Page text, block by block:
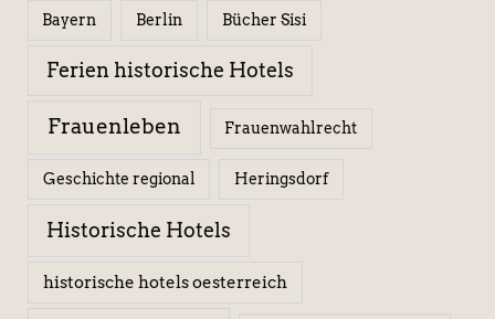
Bayern Berlin Bücher Sisi
Ferien historische Hotels
Frauenleben Frauenwahlrecht
Geschichte regional Heringsdorf
Historische Hotels
historische hotels oesterreich